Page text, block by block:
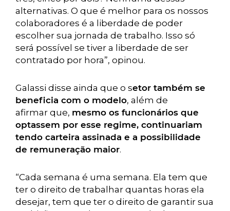
alternativas. O que é melhor para os nossos
colaboradores é a liberdade de poder
escolher sua jornada de trabalho. Isso só
será possível se tiver a liberdade de ser
contratado por hora”, opinou.
Galassi disse ainda que o setor também se
beneficia com o modelo, além de
afirmar que, mesmo os funcionários que
optassem por esse regime, continuariam
tendo carteira assinada e a possibilidade
de remuneração maior.
“Cada semana é uma semana. Ela tem que
ter o direito de trabalhar quantas horas ela
desejar, tem que ter o direito de garantir sua